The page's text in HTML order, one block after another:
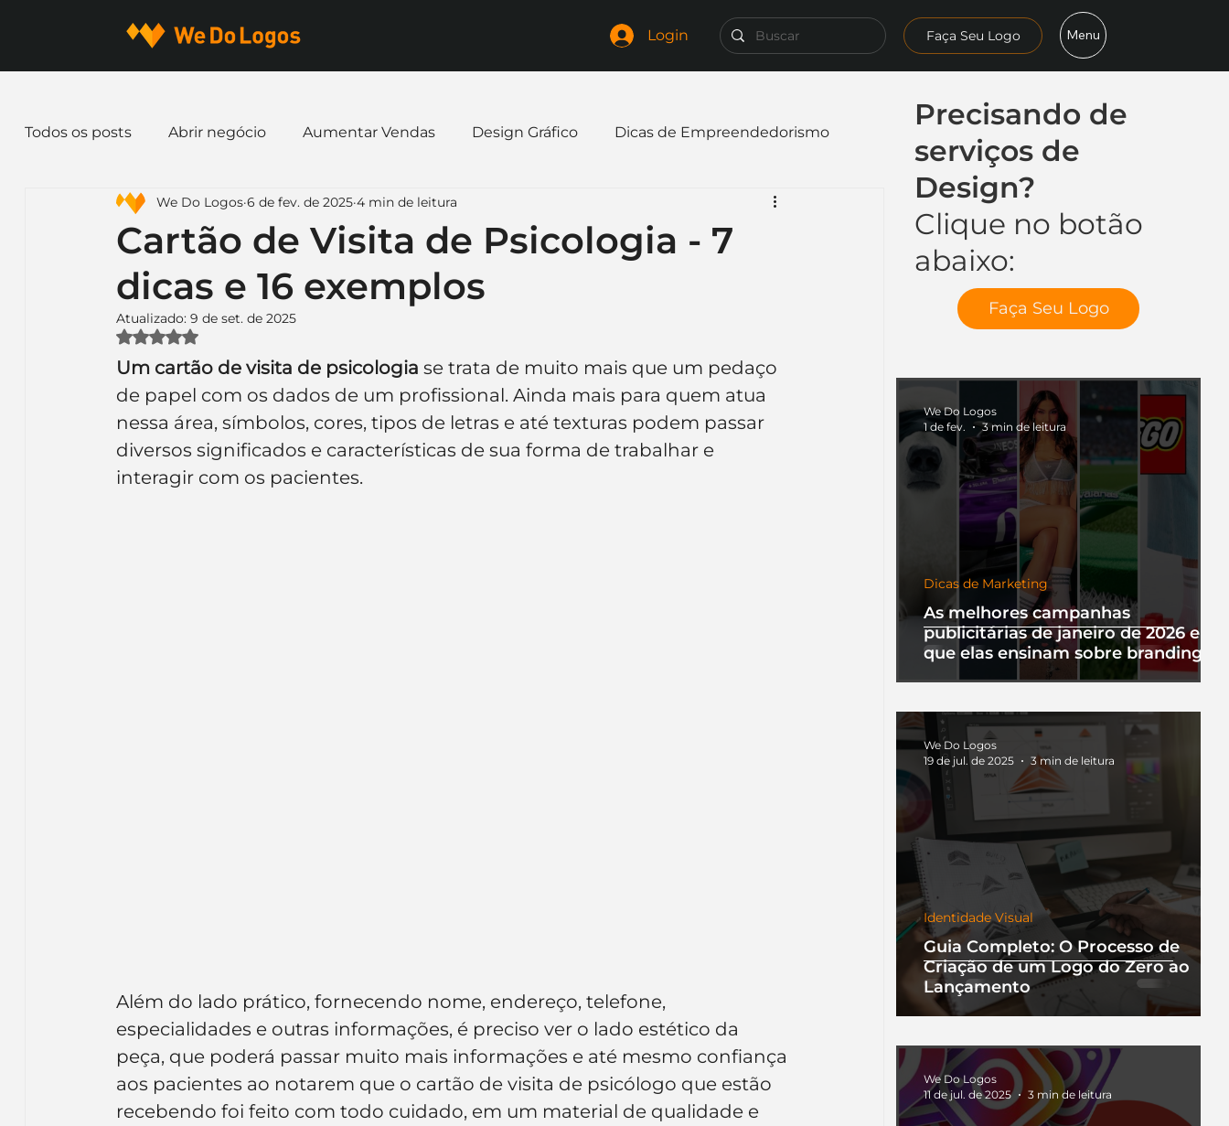
Login Faça Seu Logo Menu
Precisando de
serviços de
Design?
Clique no botão
abaixo:
Faça Seu Logo
As melhores campanhas
publicitárias de janeiro de 2026 e o
que elas ensinam sobre branding
Dicas de Marketing
We Do Logos
1 de fev.
3 min de leitura
Guia Completo: O Processo de
Criação de um Logo do Zero ao
Lançamento
Identidade Visual
We Do Logos
19 de jul. de 2025
3 min de leitura
We Do Logos
11 de jul. de 2025
3 min de leitura
Todos os posts Abrir negócio Aumentar Vendas Design Gráfico Dicas de Empreendedorismo
Dicas de Marketing Email marketing Expandir negócio
Identidade Visual Marca Nome para Empresa
Inteligência Artificial Embalagens nome de empresa Branding
Cartão de Visita de Psicologia - 7
dicas e 16 exemplos
We Do Logos 6 de fev. de 2025 4 min de leitura
Atualizado: 9 de set. de 2025
Avaliado com NaN de 5 estrelas.
Um cartão de visita de psicologia se trata de muito mais que um pedaço
de papel com os dados de um profissional. Ainda mais para quem atua
nessa área, símbolos, cores, tipos de letras e até texturas podem passar
diversos significados e características de sua forma de trabalhar e
interagir com os pacientes.
Além do lado prático, fornecendo nome, endereço, telefone,
especialidades e outras informações, é preciso ver o lado estético da
peça, que poderá passar muito mais informações e até mesmo confiança
aos pacientes ao notarem que o cartão de visita de psicólogo que estão
recebendo foi feito com todo cuidado, em um material de qualidade e